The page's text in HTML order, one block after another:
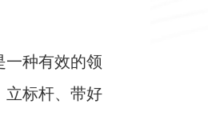
一种有效的领
立标杆、带好